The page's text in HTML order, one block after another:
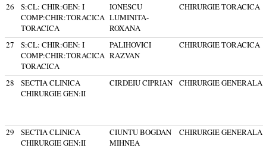
26
S:CL: CHIR:GEN: I
COMP:CHIR:TORACICA
TORACICA
IONESCU
LUMINITA-
ROXANA
CHIRURGIE TORACICA
27
S:CL: CHIR:GEN: I
COMP:CHIR:TORACICA
TORACICA
PALIHOVICI
RAZVAN
CHIRURGIE TORACICA
28
SECTIA CLINICA
CHIRURGIE GEN:II
CIRDEIU CIPRIAN CHIRURGIE GENERALA
29
SECTIA CLINICA
CHIRURGIE GEN:II
CIUNTU BOGDAN
MIHNEA
CHIRURGIE GENERALA